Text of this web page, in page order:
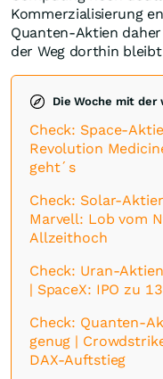
Kommerzialisierung
Quanten-Aktien
der Weg dorthin
Die Woche mit der
Check: Space-
Revolution
geht´s
Check: Solar-
Marvell: Lob vom
Allzeithoch
Check: Uran-
| SpaceX: IPO zu
Check: Quanten-
genug |
DAX-Auftstieg